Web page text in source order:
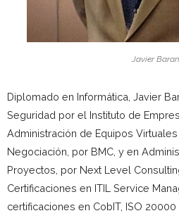
Javier
Diplomado en Informática, Javier
Seguridad por el Instituto de
Administración de Equipos
Negociación, por BMC, y en
Proyectos, por Next Level
Certificaciones en ITIL Service
certificaciones en CobIT, ISO 20000